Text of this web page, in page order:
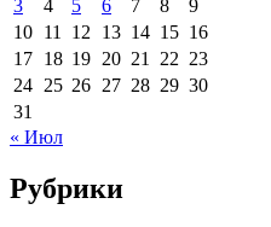
3
4 5 6 7 8
9
10 11 12 13 14 15 16
17 18 19 20 21 22 23
24 25 26 27 28 29 30
31
« Июл
Рубрики